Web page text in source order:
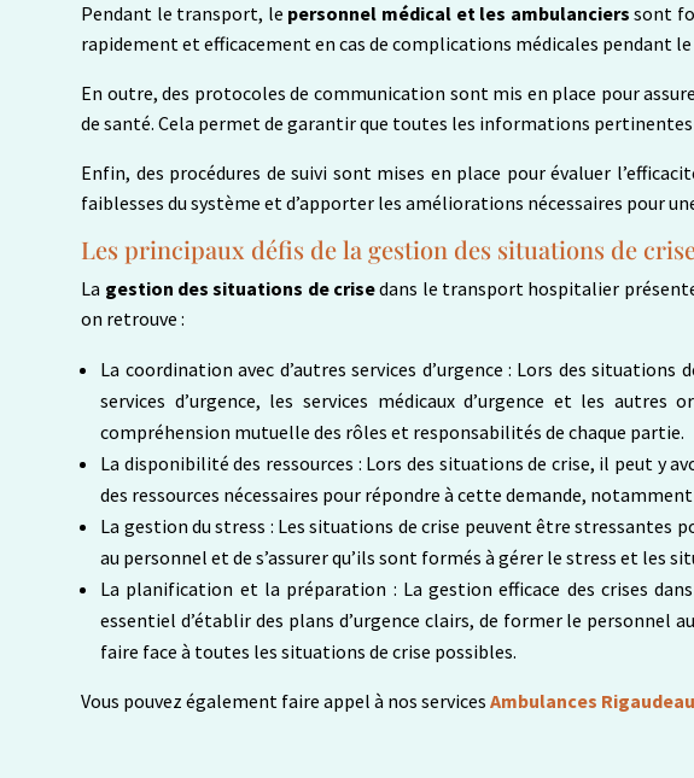
Pendant le transport, le personnel médical et les ambulanciers sont
rapidement et efficacement en cas de complications médicales pendant
En outre, des protocoles de communication sont mis en place pour
de santé. Cela permet de garantir que toutes les informations
Enfin, des procédures de suivi sont mises en place pour évaluer
faiblesses du système et d’apporter les améliorations nécessaires pour
Les principaux défis de la gestion des situations de
La gestion des situations de crisedans le transport hospitalier
on retrouve :
La coordination avec d’autres services d’urgence : Lors des
services d’urgence, les services médicaux d’urgence et les
compréhension mutuelle des rôles et responsabilités de chaque partie.
La disponibilité des ressources : Lors des situations de crise, il peut y
des ressources nécessaires pour répondre à cette demande,
La gestion du stress : Les situations de crise peuvent être
au personnel et de s’assurer qu’ils sont formés à gérer le stress et les
La planification et la préparation : La gestion efficace des crises
essentiel d’établir des plans d’urgence clairs, de former le personnel
faire face à toutes les situations de crise possibles.
Vous pouvez également faire appel à nos servicesAmbulances